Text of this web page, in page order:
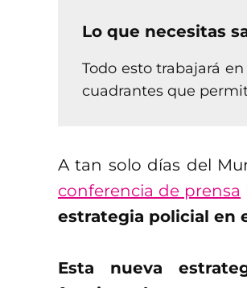
Lo que necesitas
Todo esto trabajará
cuadrantes que
A tan solo días del
conferencia de prensa
estrategia policial en
Esta nueva